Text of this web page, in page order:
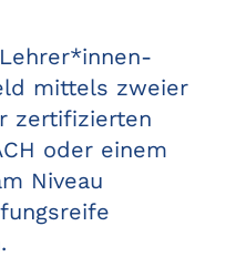
mittels zweier
zertifizierten
oder einem
Niveau